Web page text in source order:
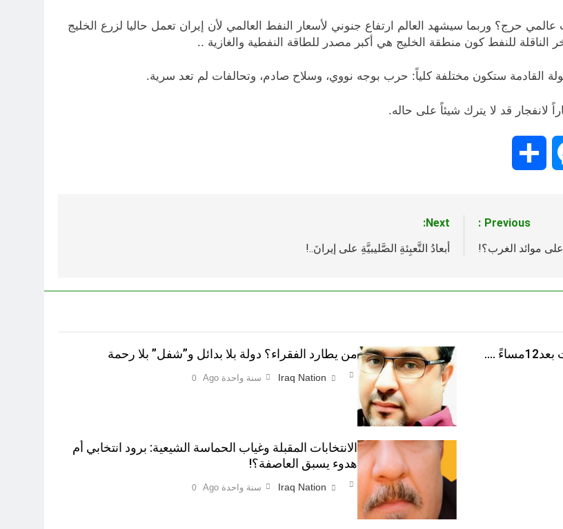
حرج؟ وربما سيشهد العالم ارتفاع جنوني لأسعار النفط العالمي لأن إيران تعمل حاليا لزرع الخليج
للنفط كون منطقة الخليج هي أكبر مصدر للطاقة النفطية والغازية ..
القادمة ستكون مختلفة كلياً: حرب بوجه نووي، وسلاح صادم، وتحالفات لم تعد سرية.
لانفجار قد لا يترك شيئاً على حاله.
Messenger
Previous:
موائد الغرب؟!
Next:
أبعادُ التَّعبِئةِ الصَّليبيَّةِ على إيرانَ..!
…. من يطارد الفقراء؟ دولة بلا بدائل و”شفل” بلا رحمة
Iraq Nation سنة واحدة Ago 0
الانتخابات المقبلة وغياب الحماسة الشيعية: برود انتخابي أم
هدوء يسبق العاصفة؟!
Iraq Nation سنة واحدة Ago 0